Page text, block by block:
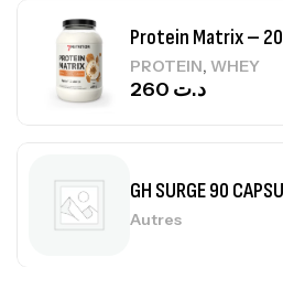
PROTEIN WHEY
د.ت260